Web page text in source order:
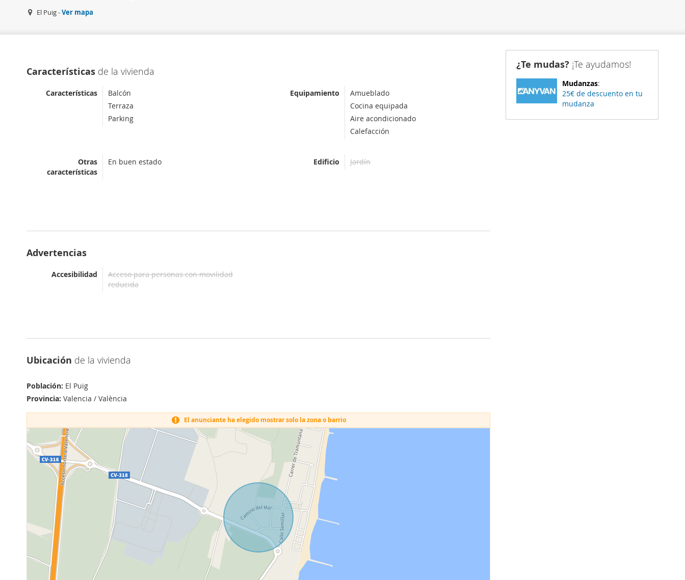
El Puig -Ver mapa
Características de la vivienda
Características
Balcón
Terraza
Parking
Equipamiento
Amueblado
Cocina equipada
Aire acondicionado
Calefacción
Otras
características
En buen estado Edificio Jardín
Advertencias
Accesibilidad
Acceso para personas con movilidad
reducida
Ubicación de la vivienda
Población: El Puig
Provincia: Valencia / València
El anunciante ha elegido mostrar solo la zona o barrio
¿Te mudas? ¡Te ayudamos!
Mudanzas:
25€ de descuento en tu
mudanza